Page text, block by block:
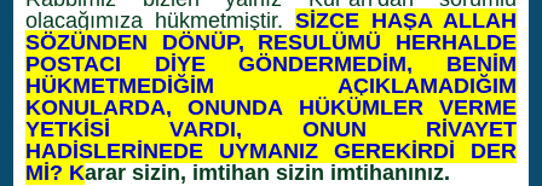
olacağımıza hükmetmiştir. SİZCE HAŞA ALLAH
SÖZÜNDEN DÖNÜP, RESULÜMÜ HERHALDE
POSTACI DİYE GÖNDERMEDİM, BENİM
HÜKMETMEDİĞİM AÇIKLAMADIĞIM
KONULARDA, ONUNDA HÜKÜMLER VERME
YETKİSİ VARDI, ONUN RİVAYET
HADİSLERİNEDE UYMANIZ GEREKİRDİ DER
Mİ? Karar sizin, imtihan sizin imtihanınız.